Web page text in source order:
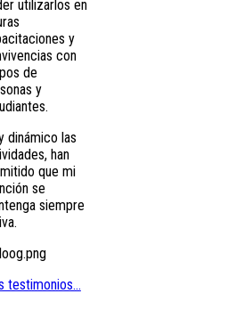
utilizarlos en
y
con
de
y
dinámico las
han
que mi
se
siempre
testimonios...